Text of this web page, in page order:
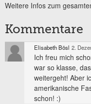
Weitere Infos zum
Kommentare
Elisabeth Bösl 2.
Ich freu mich
war so klasse,
weitergeht! Aber
amerikanische
schon! :)